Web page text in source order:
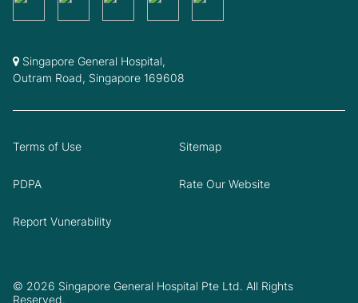
Singapore General Hospital,
Outram Road, Singapore 169608
© 2026 Singapore General Hospital Pte Ltd. All Rights
Reserved.
Terms of Use Sitemap
PDPA Rate Our Website
Report Vunerability